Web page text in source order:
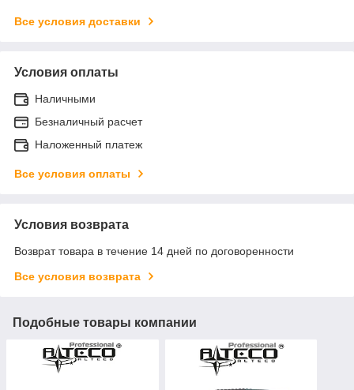
Все условия доставки
Условия оплаты
Наличными
Безналичный расчет
Наложенный платеж
Все условия оплаты
Условия возврата
Возврат товара в течение 14 дней по договоренности
Все условия возврата
Подобные товары компании